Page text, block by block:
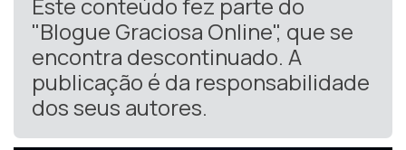
"Blogue Graciosa Online", que se
encontra descontinuado. A
publicação é da responsabilidade
dos seus autores.